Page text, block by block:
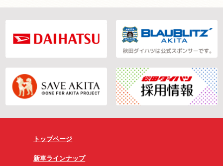
トップページ
新車ラインナップ